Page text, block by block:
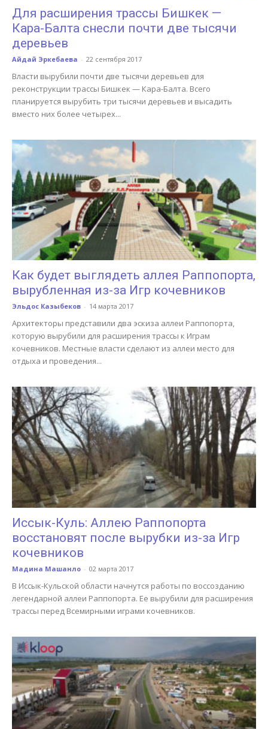
Для расширения трассы Бишкек —
Кара-Балта снесли почти две тысячи
деревьев
Айдай Эркебаева - 22 сентября 2017
Власти вырубили почти две тысячи деревьев для
реконструкции трассы Бишкек — Кара-Балта. Всего
планируется вырубить три тысячи деревьев и высадить
вместо них более четырех...
Как будет выглядеть аллея Раппопорта,
вырубленная из-за Игр кочевников
Эльдос Казыбеков - 14 марта 2017
Архитекторы представили два эскиза аллеи Раппопорта,
которую вырубили для расширения трассы к Играм
кочевников. Местные власти сделают из аллеи место для
отдыха и проведения...
Иссык-Куль: Аллею Раппопорта
восстановят после вырубки из-за Игр
кочевников
Мадина Машанло - 02 марта 2017
В Иссык-Кульской области начнутся работы по воссозданию
легендарной аллеи Раппопорта. Ее вырубили для расширения
трассы перед Всемирными играми кочевников.